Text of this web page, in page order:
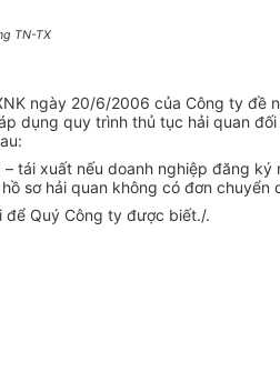
TN-TX
ngày 20/6/2006 của Công ty
dụng quy trình thủ tục hải quan
tái xuất nếu doanh nghiệp đăng
sơ hải quan không có đơn
để Quý Công ty được biết./.